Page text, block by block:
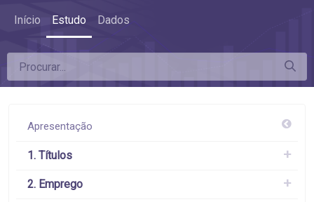
Início Estudo Dados
Apresentação
1. Títulos
2. Emprego